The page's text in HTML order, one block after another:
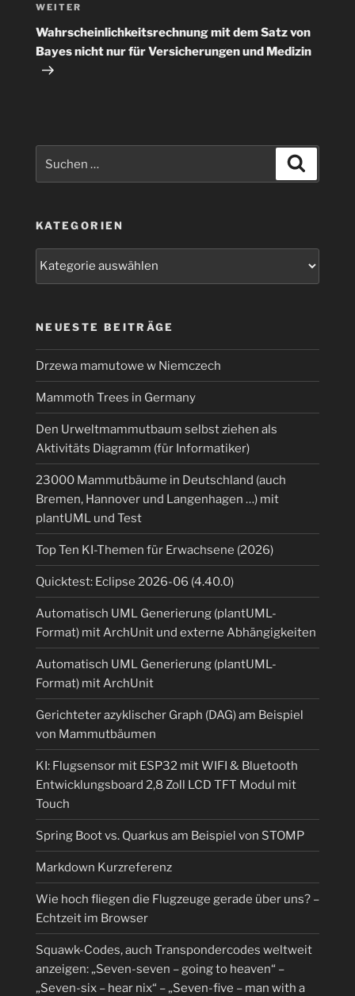
Nächster
Beitrag
WEITER
Wahrscheinlichkeitsrechnung mit dem Satz von
Bayes nicht nur für Versicherungen und Medizin
nach:
KATEGORIEN
NEUESTE BEITRÄGE
Drzewa mamutowe w Niemczech
Mammoth Trees in Germany
Den Urweltmammutbaum selbst ziehen als
Aktivitäts Diagramm (für Informatiker)
23000 Mammutbäume in Deutschland (auch
Bremen, Hannover und Langenhagen …) mit
plantUML und Test
Top Ten KI-Themen für Erwachsene (2026)
Quicktest: Eclipse 2026-06 (4.40.0)
Automatisch UML Generierung (plantUML-
Format) mit ArchUnit und externe Abhängigkeiten
Automatisch UML Generierung (plantUML-
Format) mit ArchUnit
Gerichteter azyklischer Graph (DAG) am Beispiel
von Mammutbäumen
KI: Flugsensor mit ESP32 mit WIFI & Bluetooth
Entwicklungsboard 2,8 Zoll LCD TFT Modul mit
Touch
Spring Boot vs. Quarkus am Beispiel von STOMP
Markdown Kurzreferenz
Wie hoch fliegen die Flugzeuge gerade über uns? –
Echtzeit im Browser
Squawk-Codes, auch Transpondercodes weltweit
anzeigen: „Seven-seven – going to heaven“ –
„Seven-six – hear nix“ – „Seven-five – man with a